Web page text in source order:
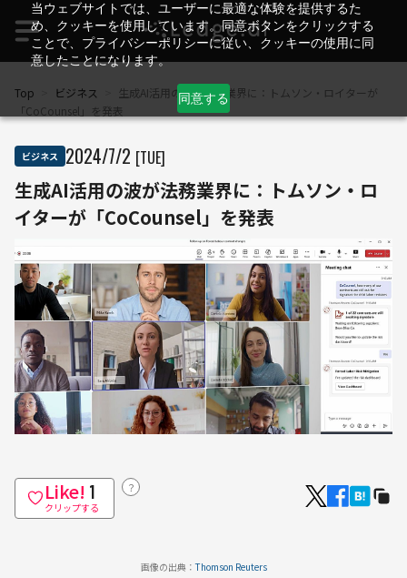
当ウェブサイトでは、ユーザーに最適な体験を提供するた
め、クッキーを使用しています。同意ボタンをクリックする
ことで、プライバシーポリシーに従い、クッキーの使用に同
意したことになります。
同意する
Top ビジネス
生成AI活用の波が法務業界に：トムソン・ロイターが
「CoCounsel」を発表
ビジネス 2024/7/2 [TUE]
生成AI活用の波が法務業界に：トムソン・ロ
イターが「CoCounsel」を発表
Like! 1
クリップする
？
画像の出典：Thomson Reuters